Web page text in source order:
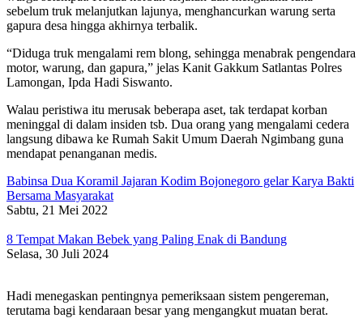
sebelum truk melanjutkan lajunya, menghancurkan warung serta
gapura desa hingga akhirnya terbalik.
“Diduga truk mengalami rem blong, sehingga menabrak pengendara
motor, warung, dan gapura,” jelas Kanit Gakkum Satlantas Polres
Lamongan, Ipda Hadi Siswanto.
Walau peristiwa itu merusak beberapa aset, tak terdapat korban
meninggal di dalam insiden tsb. Dua orang yang mengalami cedera
langsung dibawa ke Rumah Sakit Umum Daerah Ngimbang guna
mendapat penanganan medis.
Babinsa Dua Koramil Jajaran Kodim Bojonegoro gelar Karya Bakti
Bersama Masyarakat
Sabtu, 21 Mei 2022
8 Tempat Makan Bebek yang Paling Enak di Bandung
Selasa, 30 Juli 2024
Hadi menegaskan pentingnya pemeriksaan sistem pengereman,
terutama bagi kendaraan besar yang mengangkut muatan berat.